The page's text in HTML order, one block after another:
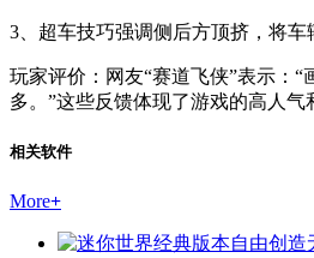
3、超车技巧强调侧后方顶挤，将车
玩家评价：网友“赛道飞侠”表示：
多。”这些反馈体现了游戏的高人气
相关软件
More+